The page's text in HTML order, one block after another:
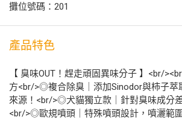
攤位號碼：201
產品特色
【 臭味OUT！趕走頑固異味分子 】<br/
方<br/>◎複合除臭｜添加Sinodor與柿子萃
來源！<br/>◎犬貓獨立款｜針對臭味成分
<br/>◎歐規噴頭｜特殊噴頭設計，噴灑範